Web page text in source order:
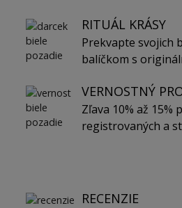
RITUÁL KRÁSY
Prekvapte svojich
balíčkom s
VERNOSTNÝ
Zľava 10% až 15%
registrovaných a
RECENZIE